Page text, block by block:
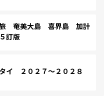
奄美大島 喜界島 加計
訂版
イ ２０２７～２０２８